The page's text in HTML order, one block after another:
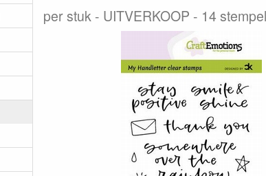
per stuk UITVERKOOP - 14